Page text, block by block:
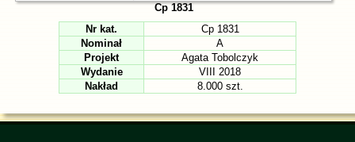
Cp 1831
Nr kat.
Cp 1831
Nominał
A
Projekt
Agata Tobolczyk
Wydanie
VIII 2018
Nakład
8.000 szt.